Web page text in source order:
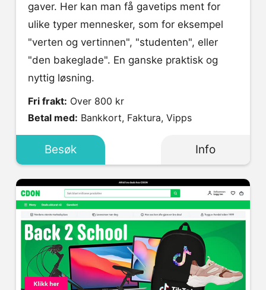
gaver. Her kan man få gavetips ment for
ulike typer mennesker, som for eksempel
"verten og vertinnen", "studenten", eller
"den bakeglade". En ganske praktisk og
nyttig løsning.
Fri frakt: Over 800 kr
Betal med: Bankkort, Faktura, Vipps
Besøk Info